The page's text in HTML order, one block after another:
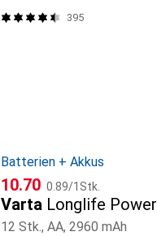
395
Batterien + Akkus
CHF
10.70 CHF
0.89/1Stk.
Varta Longlife Power
12 Stk., AA, 2960 mAh